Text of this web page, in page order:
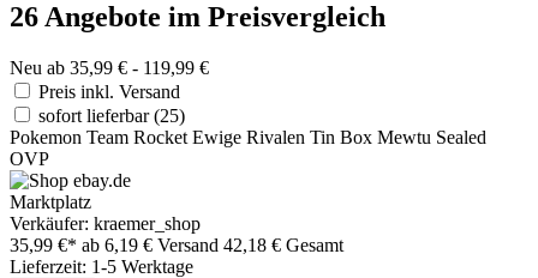
26 Angebote im Preisvergleich
Neu ab 35,99 € - 119,99 €
Preis inkl. Versand
sofort lieferbar(25)
Pokemon Team Rocket Ewige Rivalen Tin Box Mewtu Sealed
OVP
Marktplatz
Verkäufer: kraemer_shop
35,99 €* ab 6,19 € Versand 42,18 € Gesamt
Lieferzeit: 1-5 Werktage